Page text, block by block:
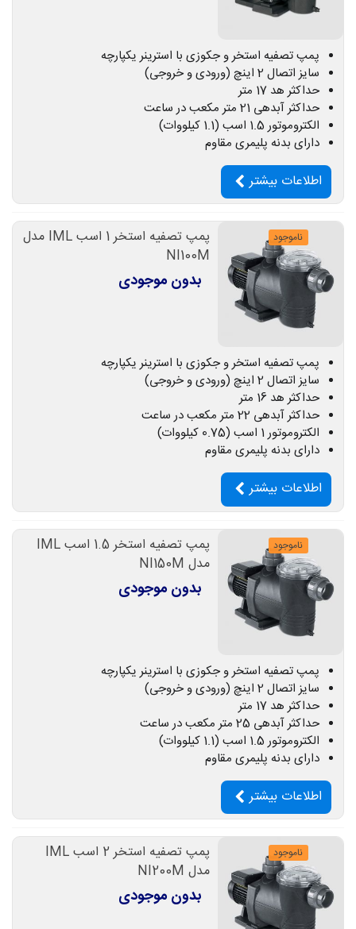
پمپ تصفیه استخر و جکوزی با استرینر یکپارچه
سایز اتصال 2 اینچ (ورودی و خروجی)
حداکثر هد 17 متر
حداکثر آبدهی 21 متر مکعب در ساعت
الکتروموتور 1.5 اسب (1.1 کیلووات)
دارای بدنه پلیمری مقاوم
اطلاعات بیشتر
ناموجود
پمپ تصفیه استخر 1 اسب IML مدل
NI100M
بدون موجودی
پمپ تصفیه استخر و جکوزی با استرینر یکپارچه
سایز اتصال 2 اینچ (ورودی و خروجی)
حداکثر هد 16 متر
حداکثر آبدهی 22 متر مکعب در ساعت
الکتروموتور 1 اسب (0.75 کیلووات)
دارای بدنه پلیمری مقاوم
اطلاعات بیشتر
ناموجود
پمپ تصفیه استخر 1.5 اسب IML
مدل NI150M
بدون موجودی
پمپ تصفیه استخر و جکوزی با استرینر یکپارچه
سایز اتصال 2 اینچ (ورودی و خروجی)
حداکثر هد 17 متر
حداکثر آبدهی 25 متر مکعب در ساعت
الکتروموتور 1.5 اسب (1.1 کیلووات)
دارای بدنه پلیمری مقاوم
اطلاعات بیشتر
ناموجود
پمپ تصفیه استخر 2 اسب IML
مدل NI200M
بدون موجودی